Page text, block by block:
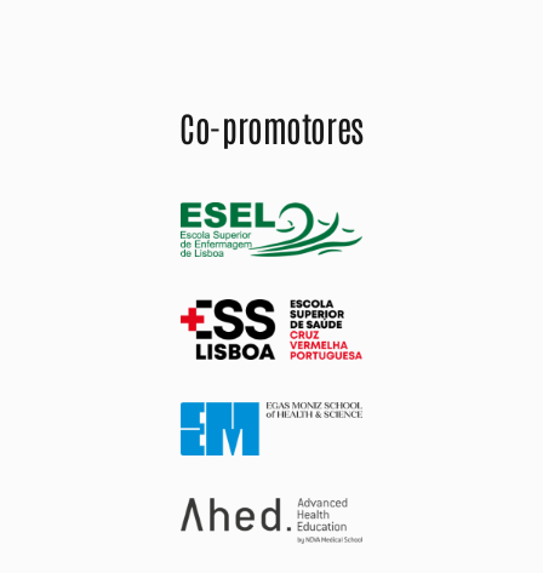
Co-promotores